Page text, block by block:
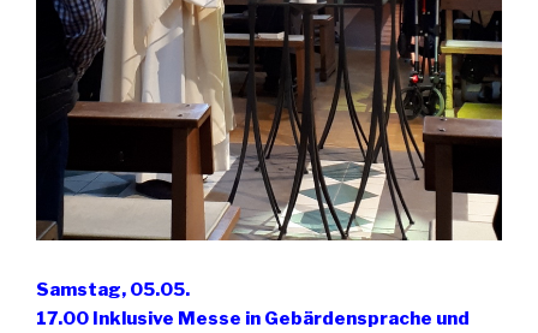
Samstag, 05.05.
17.00 Inklusive Messe in Gebärdensprache und